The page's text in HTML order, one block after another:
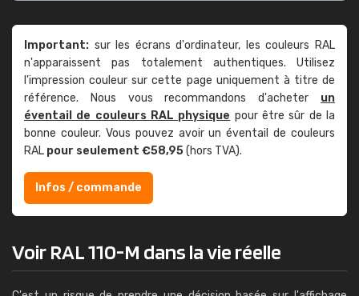
Important: sur les écrans d'ordinateur, les couleurs RAL
n'apparaissent pas totalement authentiques. Utilisez
l'impression couleur sur cette page uniquement à titre de
référence. Nous vous recommandons d'acheter un
éventail de couleurs RAL physique pour être sûr de la
bonne couleur. Vous pouvez avoir un éventail de couleurs
RAL pour seulement €58,95(hors TVA).
Infos / commande
Voir RAL 110-M dans la vie réelle